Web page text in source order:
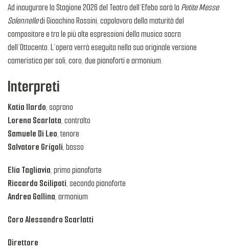
Ad inaugurare la Stagione 2026 del Teatro dell’Efebo sarà la Petite Messe
Solennelledi Gioachino Rossini, capolavoro della maturità del
compositore e tra le più alte espressioni della musica sacra
dell’Ottocento. L’opera verrà eseguita nella sua originale versione
cameristica per soli, coro, due pianoforti e armonium.
Interpreti
Katia Ilardo, soprano
Lorena Scarlata, contralto
Samuele Di Leo, tenore
Salvatore Grigoli, basso
Elia Tagliavia, primo pianoforte
Riccardo Scilipoti, secondo pianoforte
Andrea Gallina, armonium
Coro Alessandro Scarlatti
Direttore